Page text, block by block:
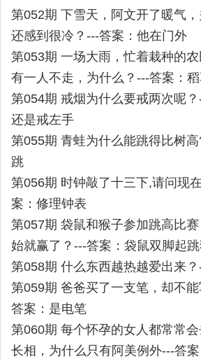
第052期 下雪天，阿文开了暖气
还感到很冷？---答案：他在门外
第053期 一场大雨，忙着栽种的
有一人不走，为什么？---答案：稻
第054期 戒烟为什么要戒两次呢
还是戒左手
第055期 青蛙为什么能跳得比树
跳
第056期 时钟敲了十三下,请问现
案：修理钟表
第057期 袋鼠和猴子参加跳高比
始就赢了？---答案：袋鼠双脚起
第058期 什么东西越热越爱出来？
第059期 爸爸买了一支笔，却不
答案：是电笔
第060期 每个怀孕的女人都常常
长相，为什么只有阿美例外---答